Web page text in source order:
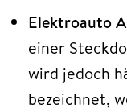
Elektroauto
einer
wird jedoch
bezeichnet,